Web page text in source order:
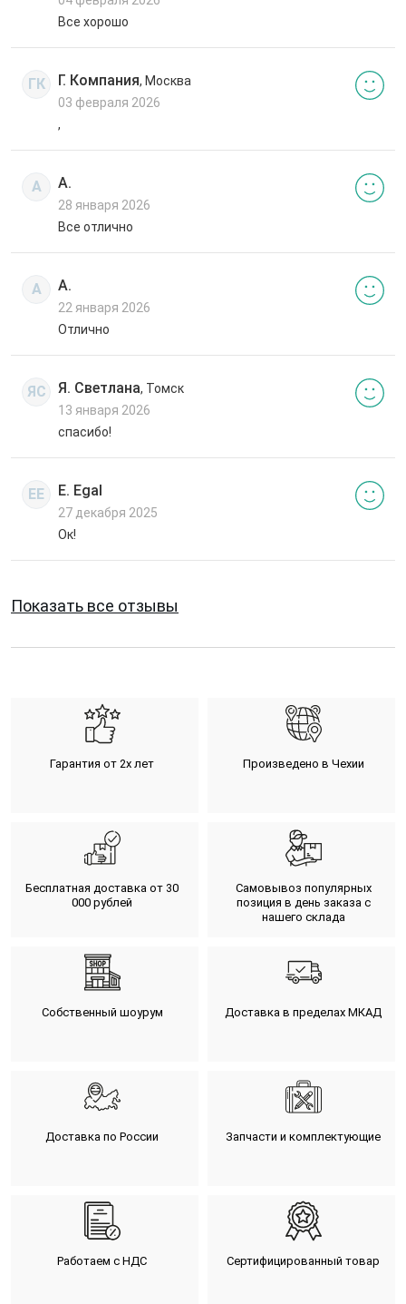
Все хорошо
ГК Г. Компания, Москва
03 февраля 2026
,
А А.
28 января 2026
Все отлично
А А.
22 января 2026
Отлично
ЯС Я. Светлана, Томск
13 января 2026
спасибо!
EE E. Egal
27 декабря 2025
Ок!
Показать все отзывы
Гарантия от 2х лет Произведено в Чехии
Бесплатная доставка от 30
000 рублей
Самовывоз популярных
позиция в день заказа с
нашего склада
Собственный шоурум Доставка в пределах МКАД
Доставка по России Запчасти и комплектующие
Работаем с НДС Сертифицированный товар